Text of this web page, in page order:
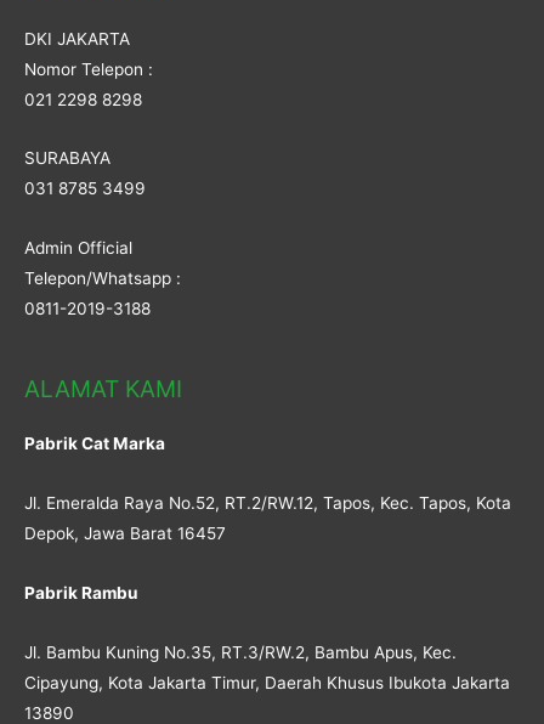
DKI JAKARTA
Nomor Telepon :
021 2298 8298
SURABAYA
031 8785 3499
Admin Official
Telepon/Whatsapp :
0811-2019-3188
ALAMAT KAMI
Pabrik Cat Marka
Jl. Emeralda Raya No.52, RT.2/RW.12, Tapos, Kec. Tapos, Kota
Depok, Jawa Barat 16457
Pabrik Rambu
Jl. Bambu Kuning No.35, RT.3/RW.2, Bambu Apus, Kec.
Cipayung, Kota Jakarta Timur, Daerah Khusus Ibukota Jakarta
13890